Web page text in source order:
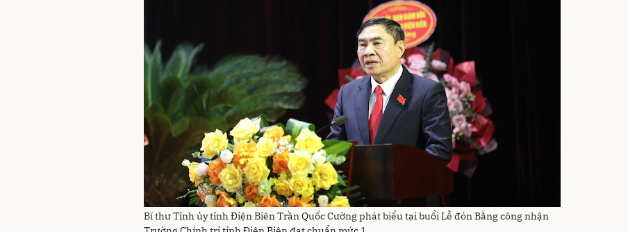
Bí thư Tỉnh ủy tỉnh Điện Biên Trần Quốc Cường phát biểu tại buổi Lễ đón Bằng công nhận